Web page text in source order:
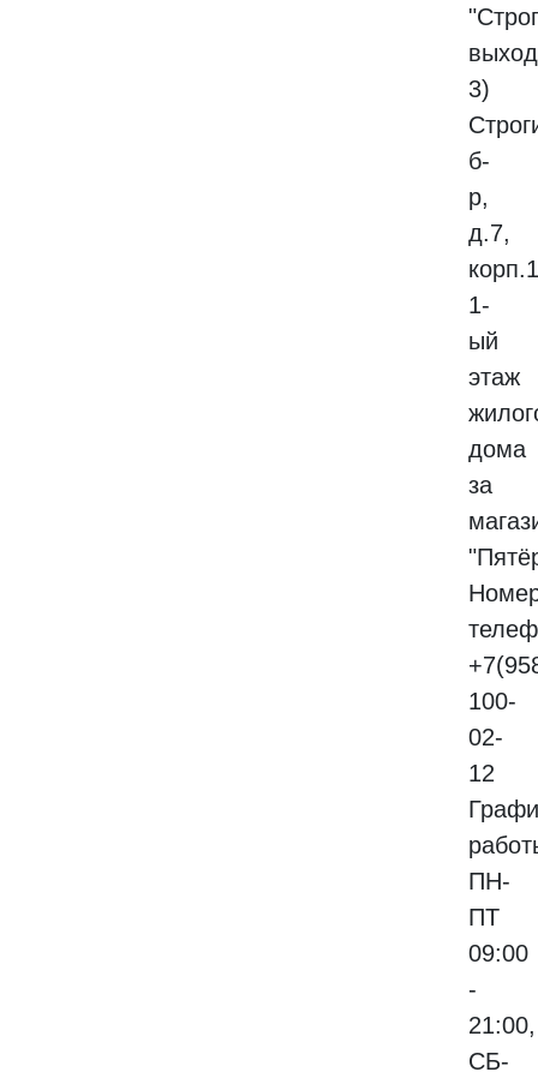
выход
3)
б-
р,
д.7,
корп.1
1-
ый
этаж
дома
за
100-
02-
12
ПН-
ПТ
09:00
-
21:00,
СБ-